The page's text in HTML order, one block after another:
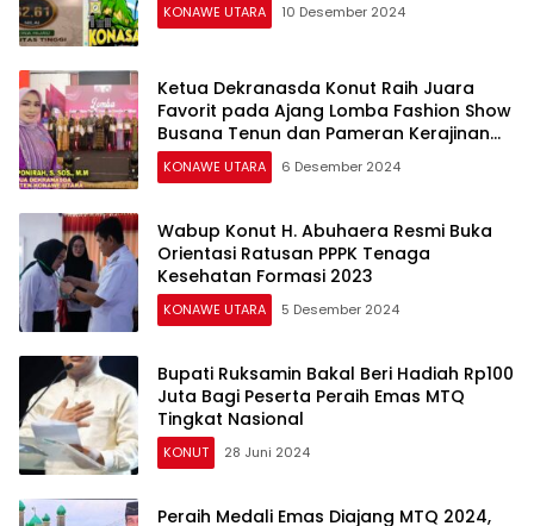
KONAWE UTARA 10 Desember 2024
Ketua Dekranasda Konut Raih Juara
Favorit pada Ajang Lomba Fashion Show
Busana Tenun dan Pameran Kerajinan
Sultra 2024
KONAWE UTARA 6 Desember 2024
Wabup Konut H. Abuhaera Resmi Buka
Orientasi Ratusan PPPK Tenaga
Kesehatan Formasi 2023
KONAWE UTARA 5 Desember 2024
Bupati Ruksamin Bakal Beri Hadiah Rp100
Juta Bagi Peserta Peraih Emas MTQ
Tingkat Nasional
KONUT 28 Juni 2024
Peraih Medali Emas Diajang MTQ 2024,